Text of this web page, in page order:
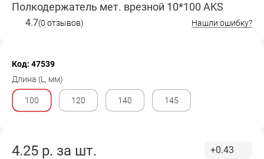
Полкодержатель мет. врезной 10*100 AKS
4.7(0 отзывов) Нашли ошибку?
Код: 47539
Длина (L, мм)
100 120 140 145
4.25 р. за шт. +0.43